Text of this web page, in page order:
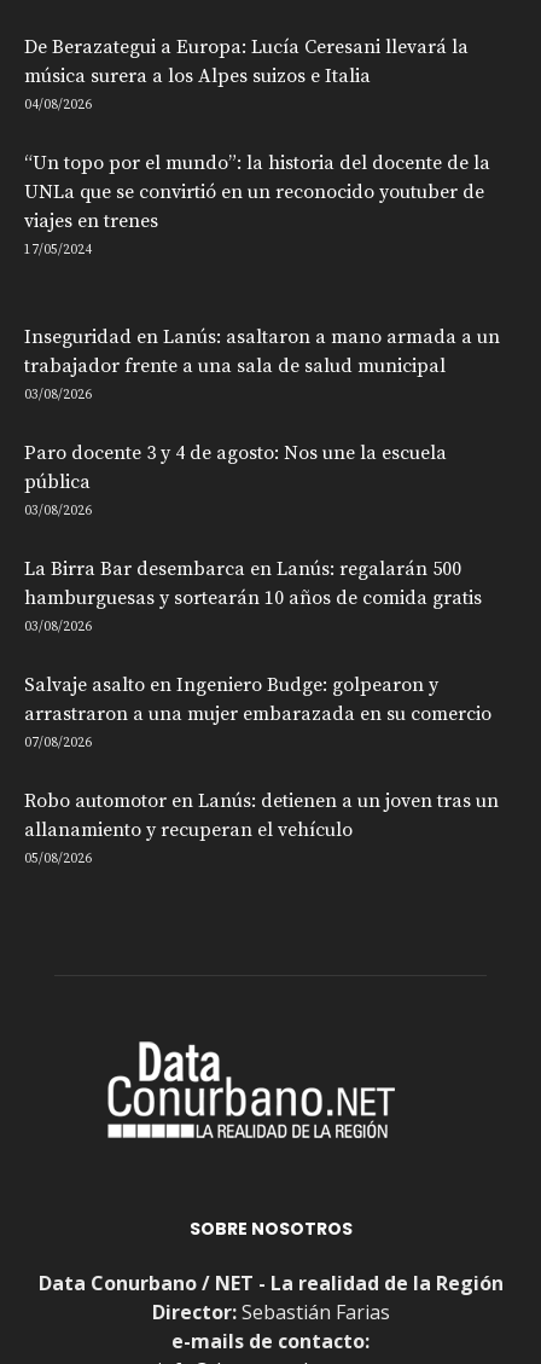
De Berazategui a Europa: Lucía Ceresani llevará la
música surera a los Alpes suizos e Italia
04/08/2026
“Un topo por el mundo”: la historia del docente de la
UNLa que se convirtió en un reconocido youtuber de
viajes en trenes
17/05/2024
Inseguridad en Lanús: asaltaron a mano armada a un
trabajador frente a una sala de salud municipal
03/08/2026
Paro docente 3 y 4 de agosto: Nos une la escuela
pública
03/08/2026
La Birra Bar desembarca en Lanús: regalarán 500
hamburguesas y sortearán 10 años de comida gratis
03/08/2026
Salvaje asalto en Ingeniero Budge: golpearon y
arrastraron a una mujer embarazada en su comercio
07/08/2026
Robo automotor en Lanús: detienen a un joven tras un
allanamiento y recuperan el vehículo
05/08/2026
SOBRE NOSOTROS
Data Conurbano / NET - La realidad de la Región
Director:Sebastián Farias
e-mails de contacto: